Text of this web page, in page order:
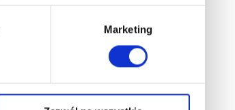
danych (fingerprinting, czyli
własne preferencje wsekcji
dowolnej chwili.
społecznościowe i analizować
Marketing